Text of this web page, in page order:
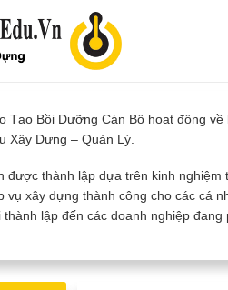
Tạo Bồi Dưỡng Cán Bộ hoạt động
Xây Dựng – Quản Lý.
được thành lập dựa trên kinh nghiệm
vụ xây dựng thành công cho các cá
lập đến các doanh nghiệp đang